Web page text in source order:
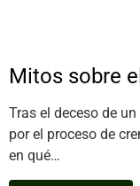
Mitos sobre
Tras el deceso de
por el proceso de
en qué…